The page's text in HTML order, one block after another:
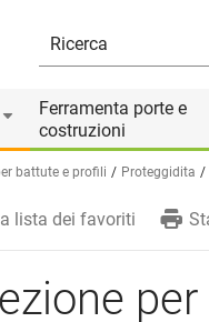
Ferramenta porte e
costruzioni
battute e profili Proteggidita
lista dei favoriti